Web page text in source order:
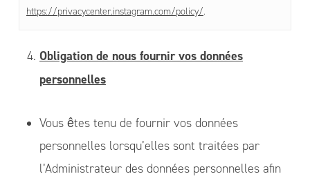
https://privacycenter.instagram.com/policy/.
Obligation de nous fournir vos données
personnelles
Vous êtes tenu de fournir vos données
personnelles lorsqu’elles sont traitées par
l’Administrateur des données personnelles afin